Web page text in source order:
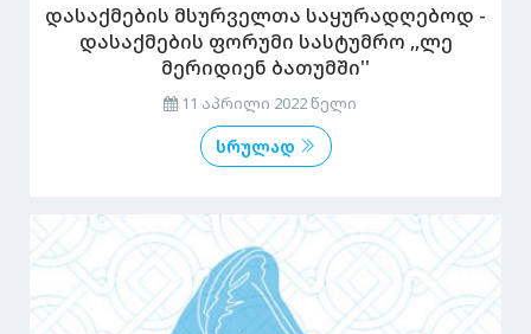
დასაქმების მსურველთა საყურადღებოდ -
დასაქმების ფორუმი სასტუმრო ,,ლე
მერიდიენ ბათუმში''
11 აპრილი 2022 წელი
სრულად